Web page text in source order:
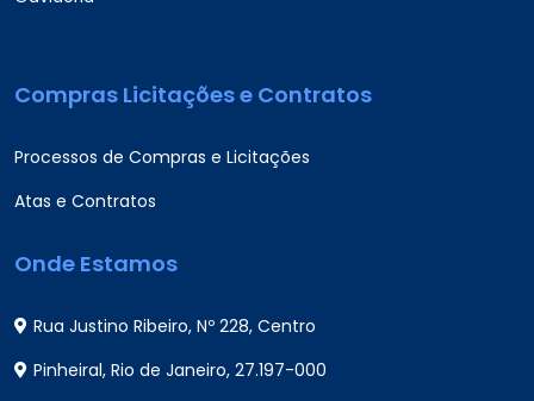
Compras Licitações e Contratos
Processos de Compras e Licitações
Atas e Contratos
Onde Estamos
Rua Justino Ribeiro, Nº 228, Centro
Pinheiral, Rio de Janeiro, 27.197-000